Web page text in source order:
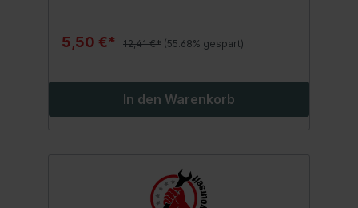
5,50 €* 12,41 €* (55.68% gespart)
In den Warenkorb